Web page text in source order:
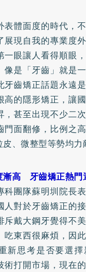
表體面度的時代，
展現自我的專業度
一眼讓人看得順眼
像是「牙齒」就是
牙齒矯正話題永遠
高的隱形矯正，讓
，甚至出現不少二
門面翻修，比例之
、微整型等勢均力
漸高 牙齒矯正熱門
科團隊蘇明圳院長
對於牙齒矯正的
斥戴大鋼牙覺得不
吃東西很麻煩，因
新思考是否要選
術打開市場，現在的